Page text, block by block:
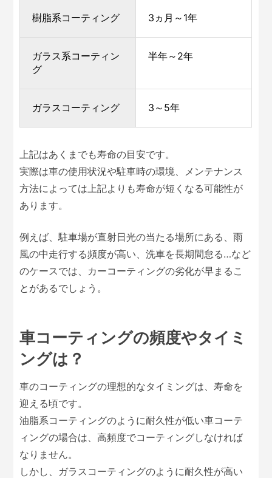
樹脂系コーティング 3ヵ月～1年
ガラス系コーティン
グ
半年～2年
ガラスコーティング 3～5年
上記はあくまでも寿命の目安です。
実際は車の使用状況や駐車時の環境、メンテナンス
方法によっては上記よりも寿命が短くなる可能性が
あります。
例えば、駐車場が直射日光の当たる場所にある、雨
風の中走行する頻度が高い、洗車を長期間怠る…など
のケースでは、カーコーティングの劣化が早まるこ
とがあるでしょう。
車コーティングの頻度やタイミ
ングは？
車のコーティングの理想的なタイミングは、寿命を
迎える頃です。
油脂系コーティングのように耐久性が低い車コーテ
ィングの場合は、高頻度でコーティングしなければ
なりません。
しかし、ガラスコーティングのように耐久性が高い